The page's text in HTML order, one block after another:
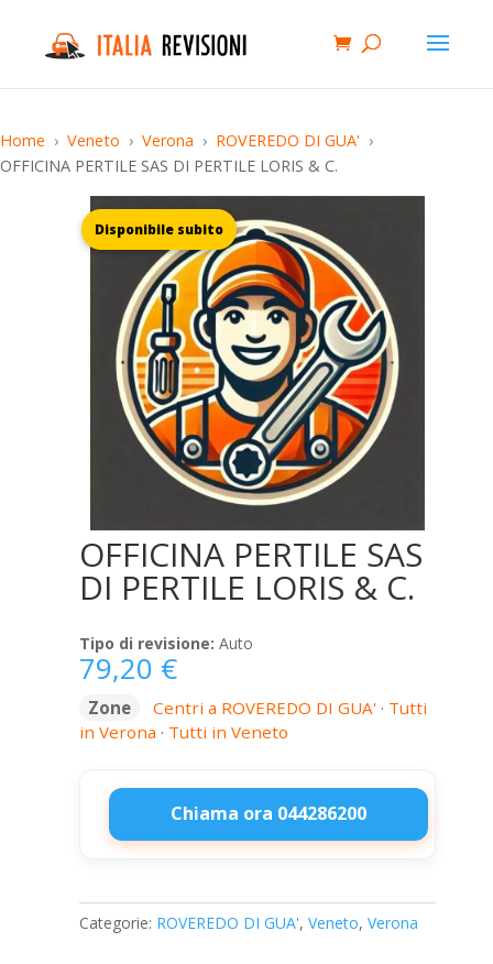
Home Veneto Verona
ROVEREDO DI GUA'
OFFICINA PERTILE SAS DI PERTILE LORIS & C.
OFFICINA PERTILE SAS
DI PERTILE LORIS & C.
Tipo di revisione: Auto
79,20 €
Zone Centri a ROVEREDO DI GUA'· Tutti
in Verona · Tutti in Veneto
Chiama ora 044286200
OFFICINA
SAS
DI
Categorie: ROVEREDO DI GUA', Veneto, Verona